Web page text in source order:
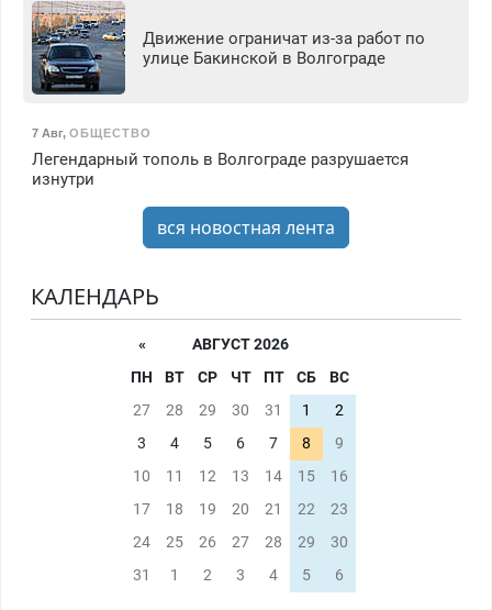
Движение ограничат из-за работ по
улице Бакинской в Волгограде
7 Авг, ОБЩЕСТВО
Легендарный тополь в Волгограде разрушается
изнутри
вся новостная лента
КАЛЕНДАРЬ
«
АВГУСТ 2026
ПН
ВТ СР ЧТ ПТ СБ
ВС
27
28 29 30 31 1
2
3
4 5 6 7 8
9
10
11 12 13 14 15
16
17
18 19 20 21 22
23
24
25 26 27 28 29
30
31
1 2 3 4 5 6